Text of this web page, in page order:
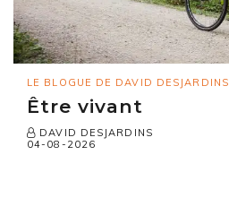
LE BLOGUE DE DAVID DESJARDINS
Être vivant
DAVID DESJARDINS
04-08-2026